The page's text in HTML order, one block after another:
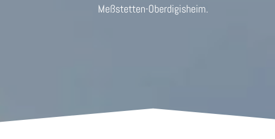
Meßstetten-Oberdigisheim.